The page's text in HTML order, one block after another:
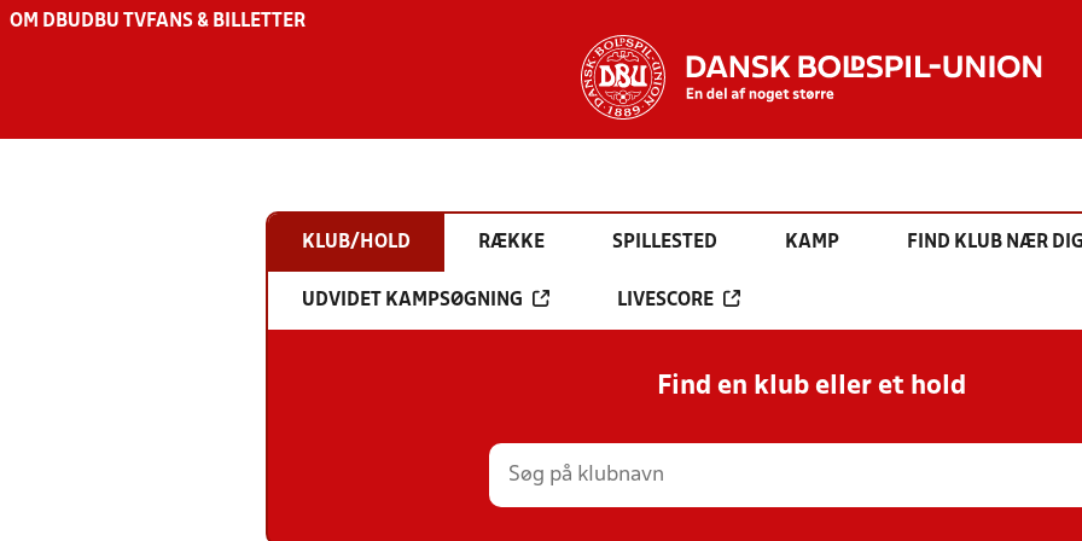
OM DBU DBU TV FANS & BILLETTER
KLUB/HOLD RÆKKE SPILLESTED KAMP FIND KLUB NÆR
UDVIDET KAMPSØGNING LIVESCORE
Find en klub eller et hold